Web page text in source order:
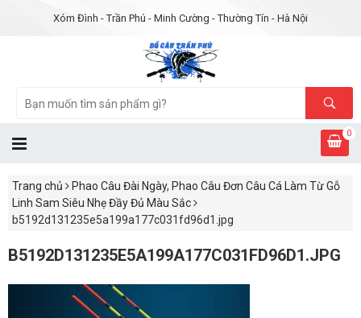
Xóm Đình - Trần Phú - Minh Cường - Thường Tín - Hà Nội
0
Trang chủ
Phao Câu Đài Ngày, Phao Câu Đơn Câu Cá Làm Từ Gỗ
Linh Sam Siêu Nhẹ Đầy Đủ Màu Sắc
b5192d131235e5a199a177c031fd96d1.jpg
B5192D131235E5A199A177C031FD96D1.JPG